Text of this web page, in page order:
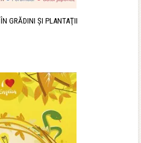
GRĂDINI ŞI PLANTAŢII